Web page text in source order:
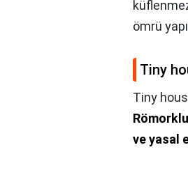
ömrü
Tiny
Tiny
ve yasal